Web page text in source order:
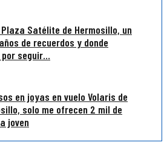
Satélite de Hermosillo, un
de recuerdos y donde
seguir...
en joyas en vuelo Volaris de
solo me ofrecen 2 mil de
joven